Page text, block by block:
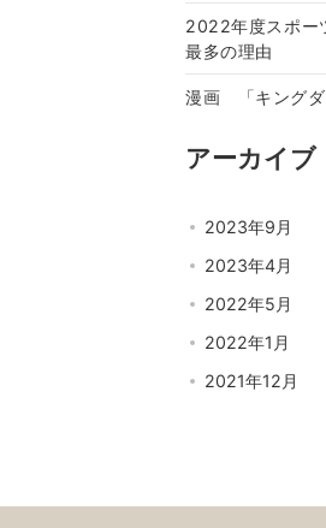
2022年度スポー
最多の理由
漫画 「キングダ
アーカイブ
2023年9月
2023年4月
2022年5月
2022年1月
2021年12月